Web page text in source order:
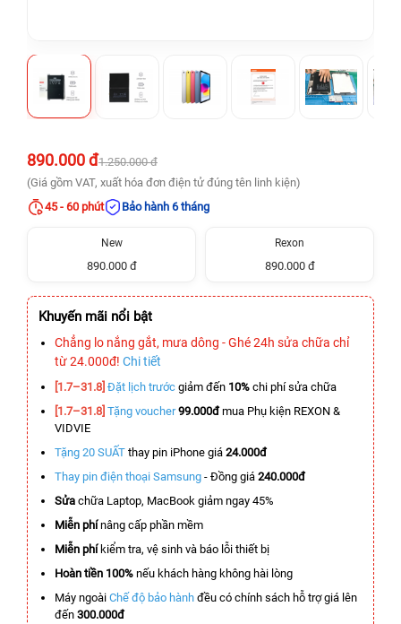
890.000 đ1.250.000 đ
(Giá gồm VAT, xuất hóa đơn điện tử đúng tên linh kiện)
45 - 60 phút
Bảo hành 6 tháng
New
890.000 đ
Rexon
890.000 đ
Khuyến mãi nổi bật
Chẳng lo nắng gắt, mưa dông - Ghé 24h sửa chữa chỉ
từ 24.000đ! Chi tiết
[1.7–31.8] Đặt lịch trước giảm đến 10% chi phí sửa chữa
[1.7–31.8] Tặng voucher 99.000đmua Phụ kiện REXON &
VIDVIE
Tặng 20 SUẤT thay pin iPhone giá 24.000đ
Thay pin điện thoại Samsung - Đồng giá 240.000đ
Sửa chữa Laptop, MacBook giảm ngay 45%
Miễn phínâng cấp phần mềm
Miễn phíkiểm tra, vệ sinh và báo lỗi thiết bị
Hoàn tiền 100% nếu khách hàng không hài lòng
Máy ngoài Chế độ bảo hành đều có chính sách hỗ trợ giá lên
đến 300.000đ